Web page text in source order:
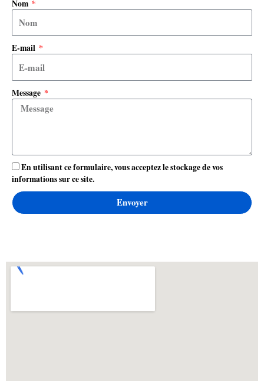
Nom
E-mail
Message
En utilisant ce formulaire, vous acceptez le stockage de vos
informations sur ce site.
Envoyer